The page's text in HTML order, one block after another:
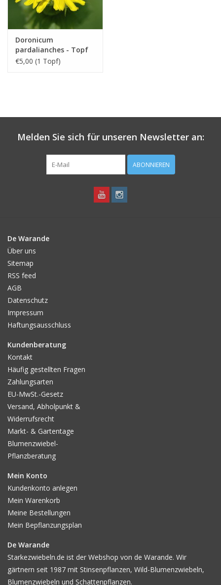
Doronicum
pardalianches - Topf
€5,00 (1 Topf)
Melden Sie sich für unseren Newsletter an:
ABONNIEREN
De Warande
Über uns
Sitemap
RSS feed
AGB
Datenschutz
Impressum
Haftungsausschluss
Kundenberatung
Kontakt
Häufig gestellten Fragen
Zahlungsarten
EU-MwSt.-Gesetz
Versand, Abholpunkt &
Widerrufsrecht
Markt- & Gartentage
Blumenzwiebel-
Pflanzberatung
Mein Konto
Kundenkonto anlegen
Mein Warenkorb
Meine Bestellungen
Mein Bepflanzungsplan
De Warande
Starkezwiebeln.de ist der Webshop von de Warande. Wir
gärtnern seit 1987 mit Stinsenpflanzen, Wild-Blumenzwiebeln,
Blumenzwiebeln und Schattenpflanzen.